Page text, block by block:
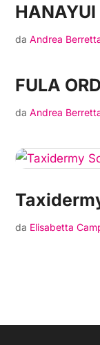
HANAYUI
daAndrea
FULA ORD
daAndrea
da Elisabetta